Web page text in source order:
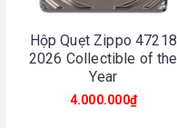
Hộp Quẹt Zippo 47218
2026 Collectible of the
Year
4.000.000₫